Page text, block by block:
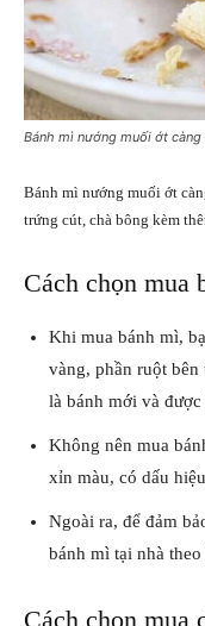
Bánh mì nướng muối ớt
Bánh mì nướng muối ớt
trứng cút, chà bông kèm
Cách chọn mua
Khi mua bánh mì,
vàng, phần ruột
là bánh mới và được
Không nên mua
xỉn màu, có dấu
Ngoài ra, để đảm
bánh mì tại nhà
Cách chọn mua